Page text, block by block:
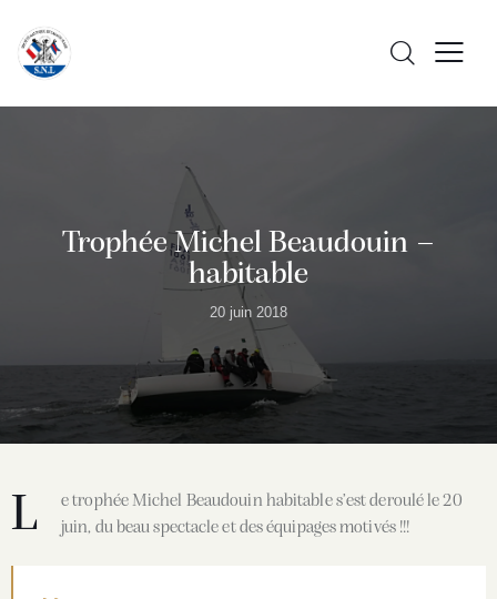
Trophée Michel Beaudouin –
habitable
20 juin 2018
L
e trophée Michel Beaudouin habitable s’est deroulé le 20
juin, du beau spectacle et des équipages motivés !!!